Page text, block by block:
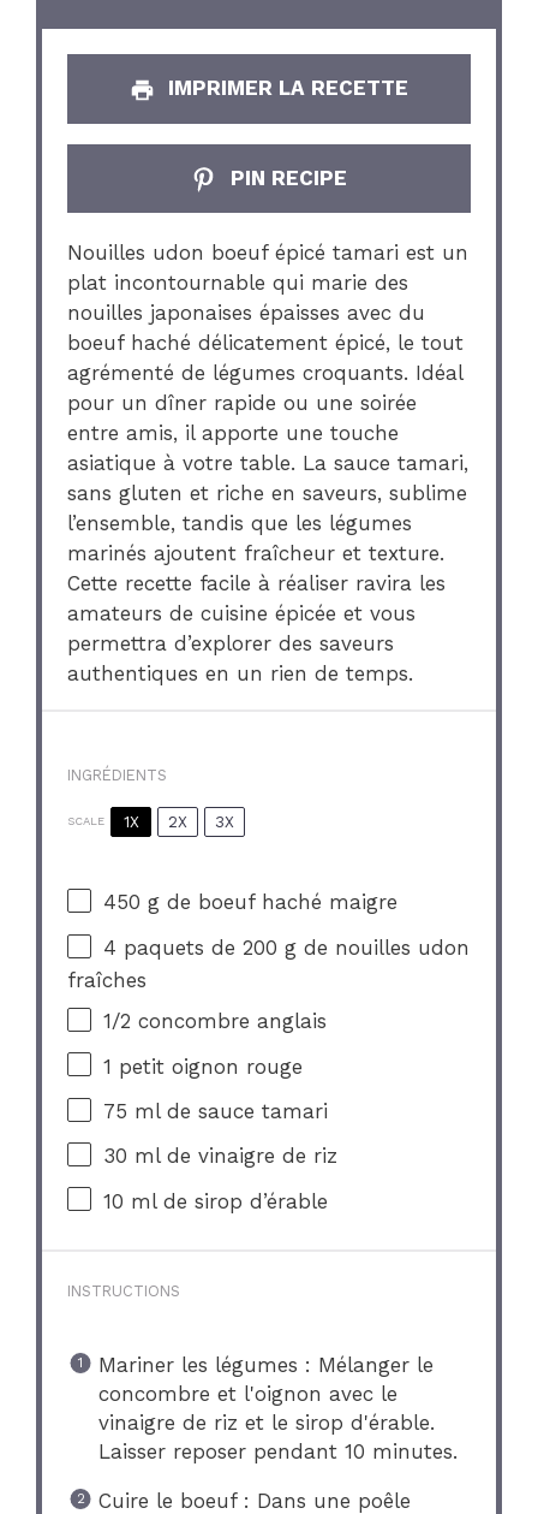
IMPRIMER LA RECETTE
PIN RECIPE
Nouilles udon boeuf épicé tamari est un
plat incontournable qui marie des
nouilles japonaises épaisses avec du
boeuf haché délicatement épicé, le tout
agrémenté de légumes croquants. Idéal
pour un dîner rapide ou une soirée
entre amis, il apporte une touche
asiatique à votre table. La sauce tamari,
sans gluten et riche en saveurs, sublime
l’ensemble, tandis que les légumes
marinés ajoutent fraîcheur et texture.
Cette recette facile à réaliser ravira les
amateurs de cuisine épicée et vous
permettra d’explorer des saveurs
authentiques en un rien de temps.
INGRÉDIENTS
SCALE 1X 2X 3X
450 g de boeuf haché maigre
4 paquets de 200 g de nouilles udon
fraîches
1/2 concombre anglais
1 petit oignon rouge
75 ml de sauce tamari
30 ml de vinaigre de riz
10 ml de sirop d’érable
INSTRUCTIONS
Mariner les légumes : Mélanger le
concombre et l'oignon avec le
vinaigre de riz et le sirop d'érable.
Laisser reposer pendant 10 minutes.
Cuire le boeuf : Dans une poêle